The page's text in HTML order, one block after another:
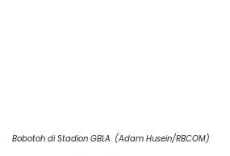
Bobotoh di Stadion GBLA. (Adam Husein/RBCOM)